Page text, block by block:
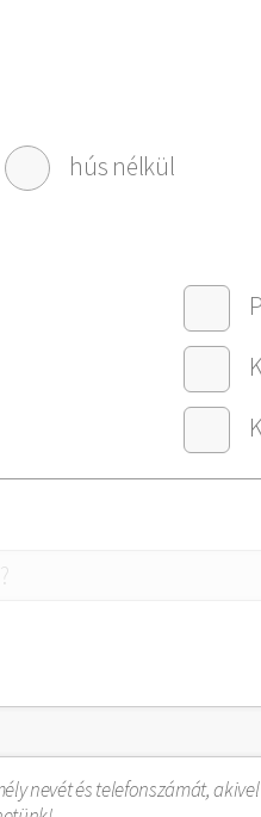
hús nélkül
nevét és telefonszámát, akivel